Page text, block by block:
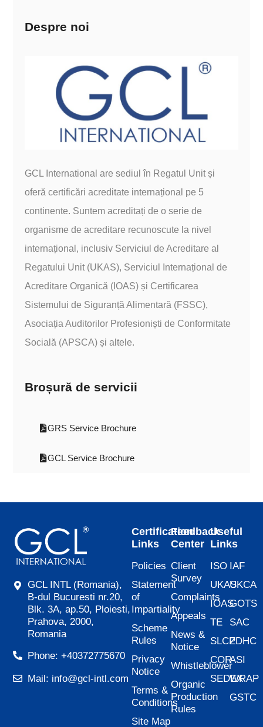
Despre noi
GCL International are sediul în Regatul Unit și
oferă certificări acreditate internațional pe 5
continente. Suntem acreditați de o serie de
organisme de acreditare recunoscute la nivel
internațional, inclusiv Serviciul de Acreditare al
Regatului Unit (UKAS), Serviciul Internațional de
Acreditare Organică (IOAS) și Certificarea
Sistemului de Siguranță Alimentară (FSSC),
Asociația Auditorilor Profesioniști de Conformitate
Socială (APSCA) și altele.
Broșură de servicii
GRS Service Brochure
GCL Service Brochure
GCL INTL (Romania),
B-dul Bucuresti nr.20,
Blk. 3A, ap.50, Ploiesti,
Prahova, 2000,
Romania
Phone: +40372775670
Mail: info@gcl-intl.com
Certification
Links
Policies
Statement
of
Impartiality
Scheme
Rules
Privacy
Notice
Terms &
Conditions
Site Map
Feedback
Center
Client
Survey
Complaints
Appeals
News &
Notice
Whistleblower
Organic
Production
Rules
Useful
Links
ISO
UKAS
IOAS
TE
SLCP
COR
SEDEX
IAF
UKCA
GOTS
SAC
ZDHC
ASI
WRAP
GSTC